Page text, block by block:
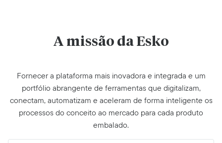
A missão da Esko
Fornecer a plataforma mais inovadora e integrada e um
portfólio abrangente de ferramentas que digitalizam,
conectam, automatizam e aceleram de forma inteligente os
processos do conceito ao mercado para cada produto
embalado.